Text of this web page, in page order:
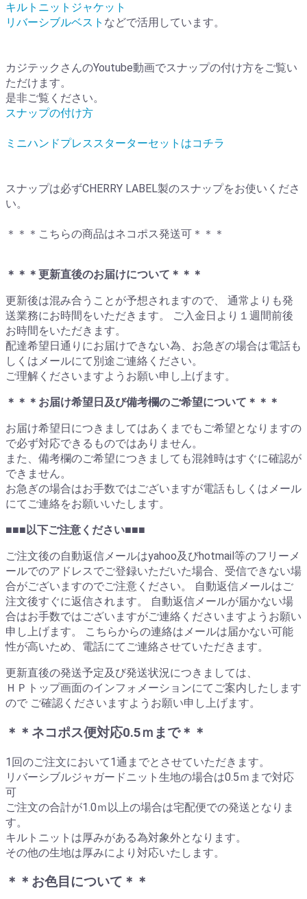
キルトニットジャケット
リバーシブルベスト などで活用しています。
カジテックさんのYoutube動画でスナップの付け方をご覧い
ただけます。
是非ご覧ください。
スナップの付け方
ミニハンドプレススターターセットはコチラ
スナップは必ずCHERRY LABEL製のスナップをお使いくださ
い。
＊＊＊こちらの商品はネコポス発送可＊＊＊
＊＊＊更新直後のお届けについて＊＊＊
更新後は混み合うことが予想されますので、 通常よりも発
送業務にお時間をいただきます。 ご入金日より１週間前後
お時間をいただきます。
配達希望日通りにお届けできない為、お急ぎの場合は電話も
しくはメールにて別途ご連絡ください。
ご理解くださいますようお願い申し上げます。
＊＊＊お届け希望日及び備考欄のご希望について＊＊＊
お届け希望日につきましてはあくまでもご希望となりますの
で必ず対応できるものではありません。
また、備考欄のご希望につきましても混雑時はすぐに確認が
できません。
お急ぎの場合はお手数ではございますが電話もしくはメール
にてご連絡をお願いいたします。
■■■以下ご注意ください■■■
ご注文後の自動返信メールはyahoo及びhotmail等のフリーメ
ールでのアドレスでご登録いただいた場合、受信できない場
合がございますのでご注意ください。 自動返信メールはご
注文後すぐに返信されます。 自動返信メールが届かない場
合はお手数ではございますがご連絡くださいますようお願い
申し上げます。 こちらからの連絡はメールは届かない可能
性が高いため、電話にてご連絡させていただきます。
更新直後の発送予定及び発送状況につきましては、
ＨＰトップ画面のインフォメーションにてご案内したします
ので ご確認くださいますようお願い申し上げます。
＊＊ネコポス便対応0.5ｍまで＊＊
1回のご注文において1通までとさせていただきます。
リバーシブルジャガードニット生地の場合は0.5ｍまで対応
可
ご注文の合計が1.0ｍ以上の場合は宅配便での発送となりま
す。
キルトニットは厚みがある為対象外となります。
その他の生地は厚みにより対応いたします。
＊＊お色目について＊＊